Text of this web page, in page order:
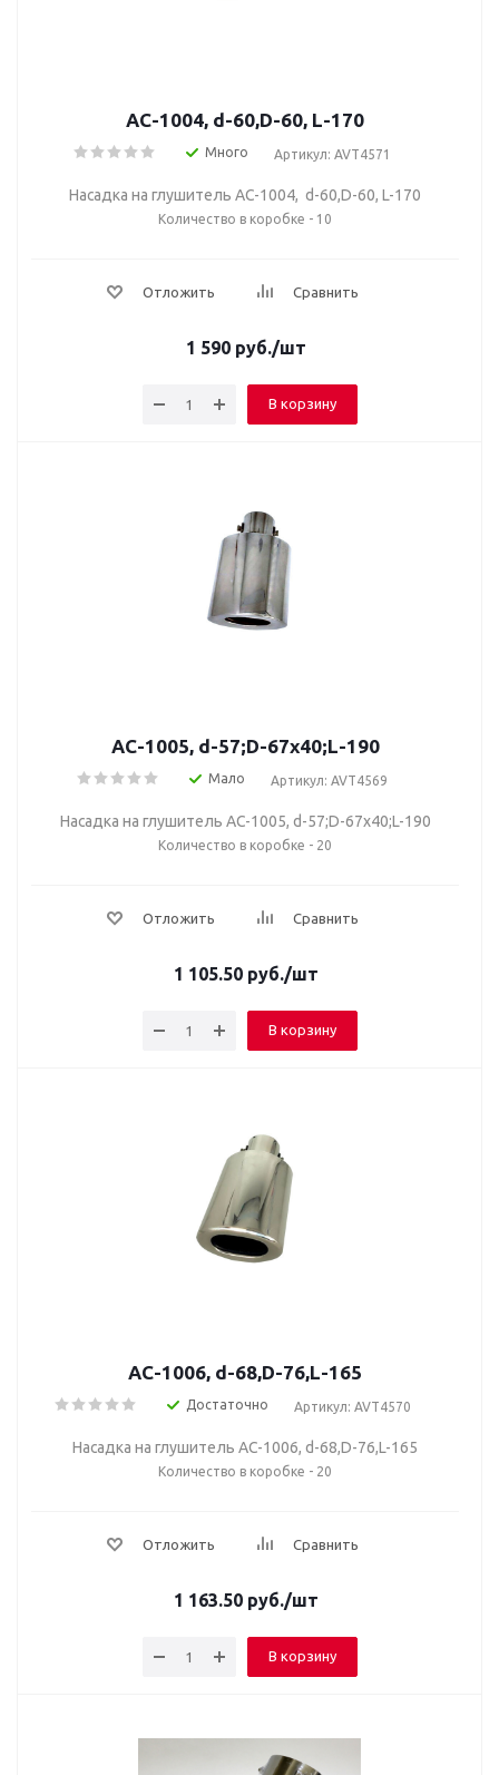
AC-1004, d-60,D-60, L-170
Много Артикул: AVT4571
Насадка на глушитель AC-1004, d-60,D-60, L-170
Количество в коробке - 10
Отложить Сравнить
1 590руб./шт
В корзину
AC-1005, d-57;D-67х40;L-190
Мало Артикул: AVT4569
Насадка на глушитель AC-1005, d-57;D-67х40;L-190
Количество в коробке - 20
Отложить Сравнить
1 105.50руб./шт
В корзину
AC-1006, d-68,D-76,L-165
Достаточно Артикул: AVT4570
Насадка на глушитель AC-1006, d-68,D-76,L-165
Количество в коробке - 20
Отложить Сравнить
1 163.50руб./шт
В корзину